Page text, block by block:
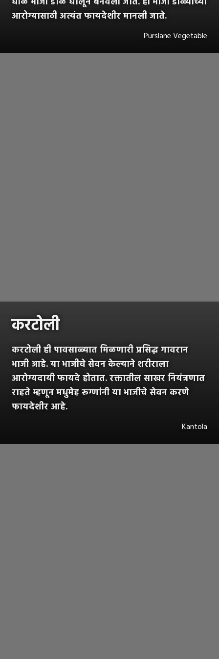
आरोग्यासाठी अत्यंत फायदेशीर मानली जाते.
Purslane Vegetable
करटोली
करटोली ही पावसाळ्यात मिळणारी प्रसिद्ध गावरान
भाजी आहे. या भाजीचे सेवन केल्याने शरीराला
आरोग्यदायी फायदे होतात. रक्तातील साखर नियंत्रणात
राहते म्हणून मधुमेह रूग्णांनी या भाजीचे सेवन करणे
फायदेशीर आहे.
Kantola